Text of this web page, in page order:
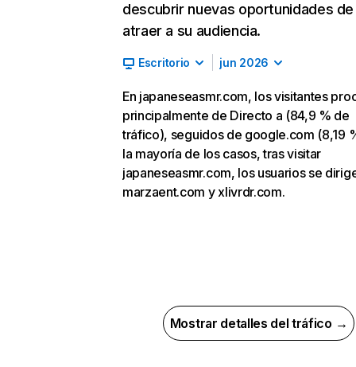
descubrir nuevas oportunidades de
atraer a su audiencia.
Escritorio jun 2026
En japaneseasmr.com, los visitantes
principalmente de Directo a (84,9 % de
tráfico), seguidos de google.com (8,19
la mayoría de los casos, tras visitar
japaneseasmr.com, los usuarios se
marzaent.com y xlivrdr.com.
Mostrar detalles del tráfico →